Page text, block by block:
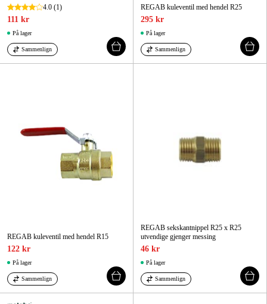
4.0 (1)
111 kr
På lager
Sammenlign
REGAB kuleventil med hendel R25
295 kr
På lager
Sammenlign
REGAB kuleventil med hendel R15
122 kr
På lager
Sammenlign
REGAB sekskantnippel R25 x R25
utvendige gjenger messing
46 kr
På lager
Sammenlign